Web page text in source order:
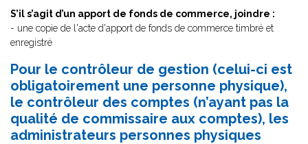
S’il s’agit d’un apport de fonds de commerce, joindre :
- une copie de l'acte d'apport de fonds de commerce timbré et
enregistré
Pour le contrôleur de gestion (celui-ci est
obligatoirement une personne physique),
le contrôleur des comptes (n’ayant pas la
qualité de commissaire aux comptes), les
administrateurs personnes physiques